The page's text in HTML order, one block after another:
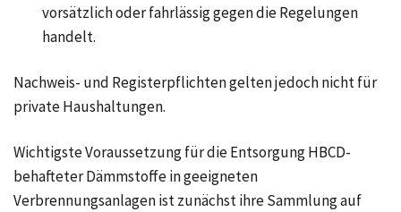
vorsätzlich oder fahrlässig gegen die Regelungen
handelt.
Nachweis- und Registerpflichten gelten jedoch nicht für
private Haushaltungen.
Wichtigste Voraussetzung für die Entsorgung HBCD-
behafteter Dämmstoffe in geeigneten
Verbrennungsanlagen ist zunächst ihre Sammlung auf